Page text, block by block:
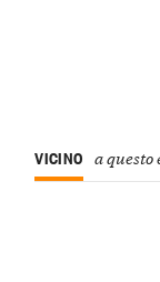
VICINO a questo